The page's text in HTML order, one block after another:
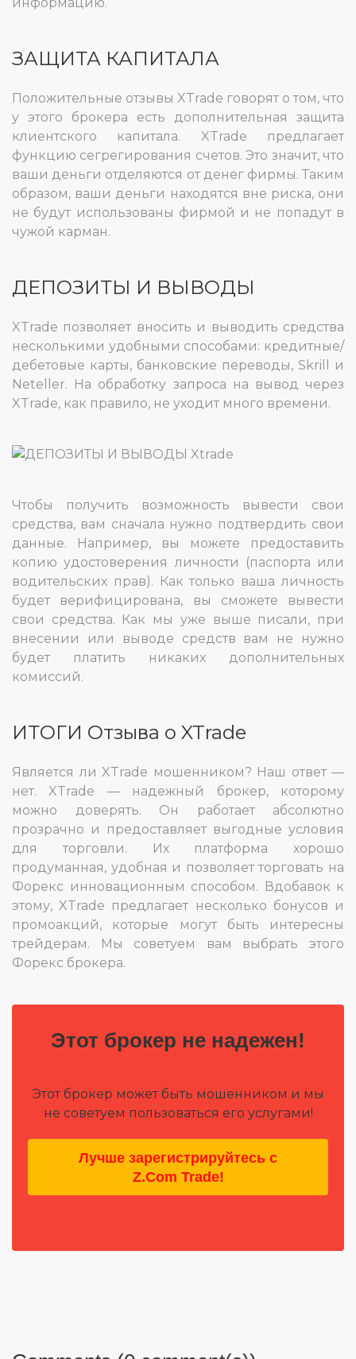
ЗАЩИТА КАПИТАЛА
Положительные отзывы XTrade говорят о том, что
у этого брокера есть дополнительная защита
клиентского капитала. XTrade предлагает
функцию сегрегирования счетов. Это значит, что
ваши деньги отделяются от денег фирмы. Таким
образом, ваши деньги находятся вне риска, они
не будут использованы фирмой и не попадут в
чужой карман.
ДЕПОЗИТЫ И ВЫВОДЫ
XTrade позволяет вносить и выводить средства
несколькими удобными способами: кредитные/
дебетовые карты, банковские переводы, Skrill и
Neteller. На обработку запроса на вывод через
XTrade, как правило, не уходит много времени.
Чтобы получить возможность вывести свои
средства, вам сначала нужно подтвердить свои
данные. Например, вы можете предоставить
копию удостоверения личности (паспорта или
водительских прав). Как только ваша личность
будет верифицирована, вы сможете вывести
свои средства. Как мы уже выше писали, при
внесении или выводе средств вам не нужно
будет платить никаких дополнительных
комиссий.
ИТОГИ Отзыва о XTrade
Является ли XTrade мошенником? Наш ответ —
нет. XTrade — надежный брокер, которому
можно доверять. Он работает абсолютно
прозрачно и предоставляет выгодные условия
для торговли. Их платформа хорошо
продуманная, удобная и позволяет торговать на
Форекс инновационным способом. Вдобавок к
этому, XTrade предлагает несколько бонусов и
промоакций, которые могут быть интересны
трейдерам. Мы советуем вам выбрать этого
Форекс брокера.
Этот брокер не надежен!
Этот брокер может быть мошенником и мы
не советуем пользоваться его услугами!
Лучше зарегистрируйтесь с
Z.Com Trade!